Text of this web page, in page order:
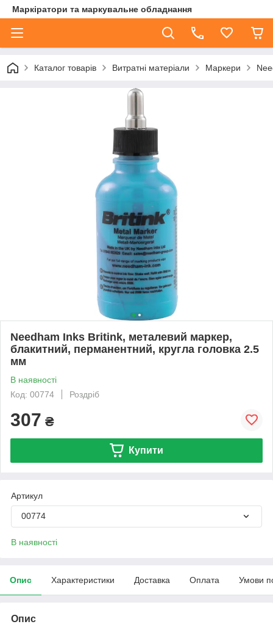
Маркіратори та маркувальне обладнання
Каталог товарів Витратні матеріали Маркери
Needham Inks Britink, металевий маркер,
блакитний, перманентний, кругла головка 2.5
мм
В наявності
Код: 00774
Роздріб
307 ₴
Купити
Артикул
00774
В наявності
Опис Характеристики Доставка Оплата Умови
Опис